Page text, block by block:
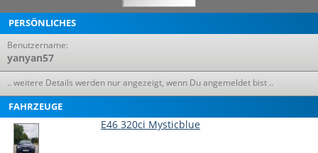
PERSÖNLICHES
Benutzername:
yanyan57
.. weitere Details werden nur angezeigt, wenn Du angemeldet bist ..
FAHRZEUGE
E46 320ci Mysticblue